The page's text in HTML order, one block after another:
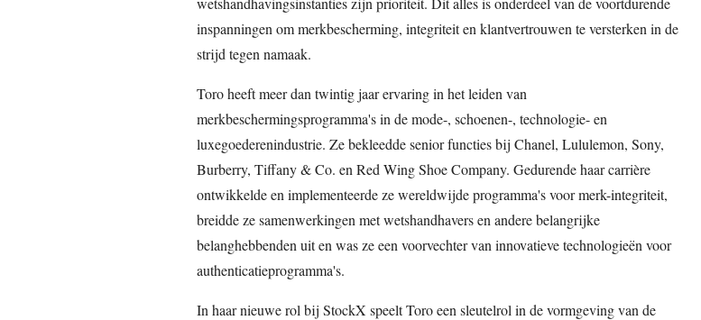
inspanningen om merkbescherming, integriteit en klantvertrouwen te versterken in de
strijd tegen namaak.
Toro heeft meer dan twintig jaar ervaring in het leiden van
merkbeschermingsprogramma's in de mode-, schoenen-, technologie- en
luxegoederenindustrie. Ze bekleedde senior functies bij Chanel, Lululemon, Sony,
Burberry, Tiffany & Co. en Red Wing Shoe Company. Gedurende haar carrière
ontwikkelde en implementeerde ze wereldwijde programma's voor merk-integriteit,
breidde ze samenwerkingen met wetshandhavers en andere belangrijke
belanghebbenden uit en was ze een voorvechter van innovatieve technologieën voor
authenticatieprogramma's.
In haar nieuwe rol bij StockX speelt Toro een sleutelrol in de vormgeving van de